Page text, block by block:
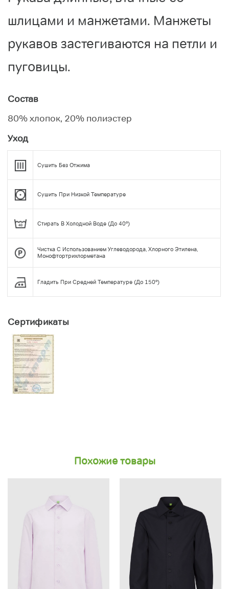
шлицами и манжетами. Манжеты
рукавов застегиваются на петли и
пуговицы.
Состав
80% хлопок, 20% полиэстер
Уход
Сушить Без Отжима
Сушить При Низкой Температуре
Стирать В Холодной Воде (до 40°)
Чистка С Использованием Углеводорода, Хлорного Этилена,
Монофтортрихлорметана
Гладить При Средней Температуре (до 150°)
Сертификаты
Похожие товары